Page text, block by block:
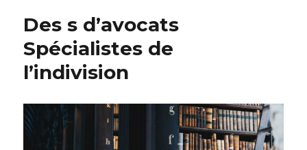
indivision
Des s d’avocats
Spécialistes de
l’indivision